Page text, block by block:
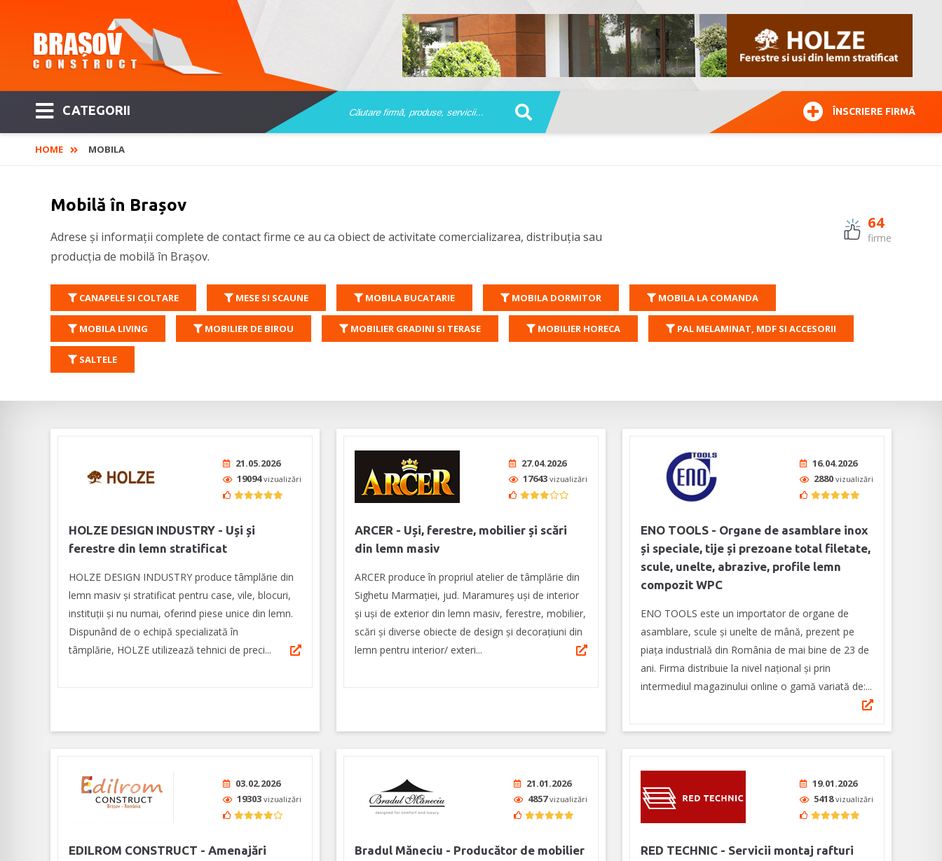
CATEGORII ÎNSCRIERE FIRMĂ
HOME MOBILA
Mobilă în Brașov
Adrese și informații complete de contact firme ce au ca obiect de activitate comercializarea, distribuția sau
producția de mobilă în Brașov.
64
firme
CANAPELE SI COLTARE MESE SI SCAUNE MOBILA BUCATARIE MOBILA DORMITOR MOBILA LA COMANDA
MOBILA LIVING MOBILIER DE BIROU MOBILIER GRADINI SI TERASE MOBILIER HORECA PAL MELAMINAT, MDF SI ACCESORII
SALTELE
21.05.2026
19094vizualizări
HOLZE DESIGN INDUSTRY - Uși și
ferestre din lemn stratificat
HOLZE DESIGN INDUSTRY produce tâmplărie din
lemn masiv și stratificat pentru case, vile, blocuri,
instituții și nu numai, oferind piese unice din lemn.
Dispunând de o echipă specializată în
tâmplărie, HOLZE utilizează tehnici de preci...
27.04.2026
17643 vizualizări
ARCER - Uși, ferestre, mobilier și scări
din lemn masiv
ARCER produce în propriul atelier de tâmplărie din
Sighetu Marmației, jud. Maramureș uși de interior
și uși de exterior din lemn masiv, ferestre, mobilier,
scări și diverse obiecte de design și decorațiuni din
lemn pentru interior/ exteri...
16.04.2026
2880 vizualizări
ENO TOOLS - Organe de asamblare inox
și speciale, tije și prezoane total filetate,
scule, unelte, abrazive, profile lemn
compozit WPC
ENO TOOLS este un importator de organe de
asamblare, scule și unelte de mână, prezent pe
piața industrială din România de mai bine de 23 de
ani. Firma distribuie la nivel naţional și prin
intermediul magazinului online o gamă variată de:...
03.02.2026
19303 vizualizări
EDILROM CONSTRUCT - Amenajări
21.01.2026
4857vizualizări
Bradul Măneciu - Producător de mobilier
19.01.2026
5418vizualizări
RED TECHNIC - Servicii montaj rafturi